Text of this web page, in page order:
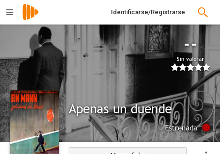
Identificarse/Registrarse
--
Sin valorar
Apenas un duende
Estrenada